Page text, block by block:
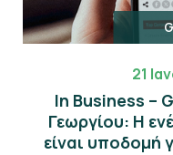
21
In Business –
Γεωργίου: Η
είναι υποδομή